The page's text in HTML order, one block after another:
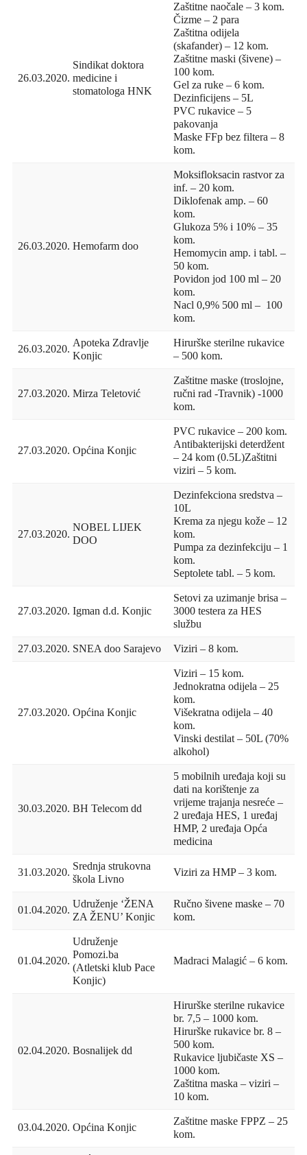
26.03.2020.
Sindikat doktora
medicine i
stomatologa HNK
Zaštitne naočale – 3 kom.
Čizme – 2 para
Zaštitna odijela
(skafander) – 12 kom.
Zaštitne maski (šivene) –
100 kom.
Gel za ruke – 6 kom.
Dezinficijens – 5L
PVC rukavice – 5
pakovanja
Maske FFp bez filtera – 8
kom.
26.03.2020. Hemofarm doo
Moksifloksacin rastvor za
inf. – 20 kom.
Diklofenak amp. – 60
kom.
Glukoza 5% i 10% – 35
kom.
Hemomycin amp. i tabl. –
50 kom.
Povidon jod 100 ml – 20
kom.
Nacl 0,9% 500 ml – 100
kom.
26.03.2020. Apoteka Zdravlje
Konjic
Hirurške sterilne rukavice
– 500 kom.
27.03.2020. Mirza Teletović
Zaštitne maske (troslojne,
ručni rad -Travnik) -1000
kom.
27.03.2020. Općina Konjic
PVC rukavice – 200 kom.
Antibakterijski deterdžent
– 24 kom (0.5L)Zaštitni
viziri – 5 kom.
27.03.2020.
NOBEL LIJEK
DOO
Dezinfekciona sredstva –
10L
Krema za njegu kože – 12
kom.
Pumpa za dezinfekciju – 1
kom.
Septolete tabl. – 5 kom.
27.03.2020. Igman d.d. Konjic
Setovi za uzimanje brisa –
3000 testera za HES
službu
27.03.2020. SNEA doo Sarajevo Viziri – 8 kom.
27.03.2020. Općina Konjic
Viziri – 15 kom.
Jednokratna odijela – 25
kom.
Višekratna odijela – 40
kom.
Vinski destilat – 50L (70%
alkohol)
30.03.2020. BH Telecom dd
5 mobilnih uređaja koji su
dati na korištenje za
vrijeme trajanja nesreće –
2 uređaja HES, 1 uređaj
HMP, 2 uređaja Opća
medicina
31.03.2020. Srednja strukovna
škola Livno
Viziri za HMP – 3 kom.
01.04.2020. Udruženje ‘ŽENA
ZA ŽENU’ Konjic
Ručno šivene maske – 70
kom.
01.04.2020.
Udruženje
Pomozi.ba
(Atletski klub Pace
Konjic)
Madraci Malagić – 6 kom.
02.04.2020. Bosnalijek dd
Hirurške sterilne rukavice
br. 7,5 – 1000 kom.
Hirurške rukavice br. 8 –
500 kom.
Rukavice ljubičaste XS –
1000 kom.
Zaštitna maska – viziri –
10 kom.
03.04.2020. Općina Konjic
Zaštitne maske FPPZ – 25
kom.